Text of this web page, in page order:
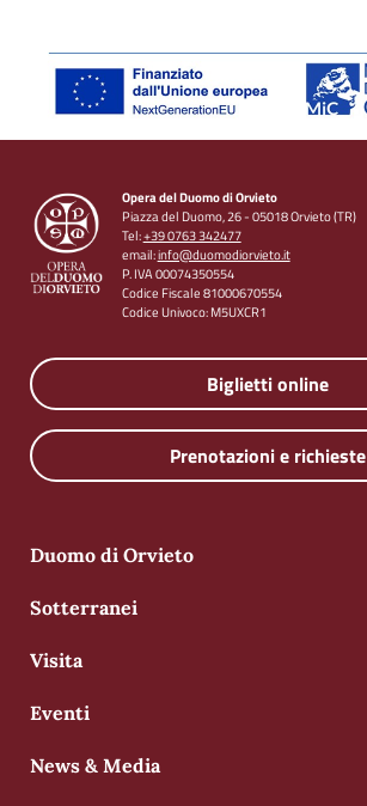
Opera del Duomo di Orvieto
Piazza del Duomo, 26 - 05018 Orvieto (TR)
Tel:+39 0763 342477
email:info@duomodiorvieto.it
P. IVA 00074350554
Codice Fiscale 81000670554
Codice Univoco: M5UXCR1
Biglietti online
Prenotazioni e richieste
Duomo di Orvieto
Sotterranei
Visita
Eventi
News & Media